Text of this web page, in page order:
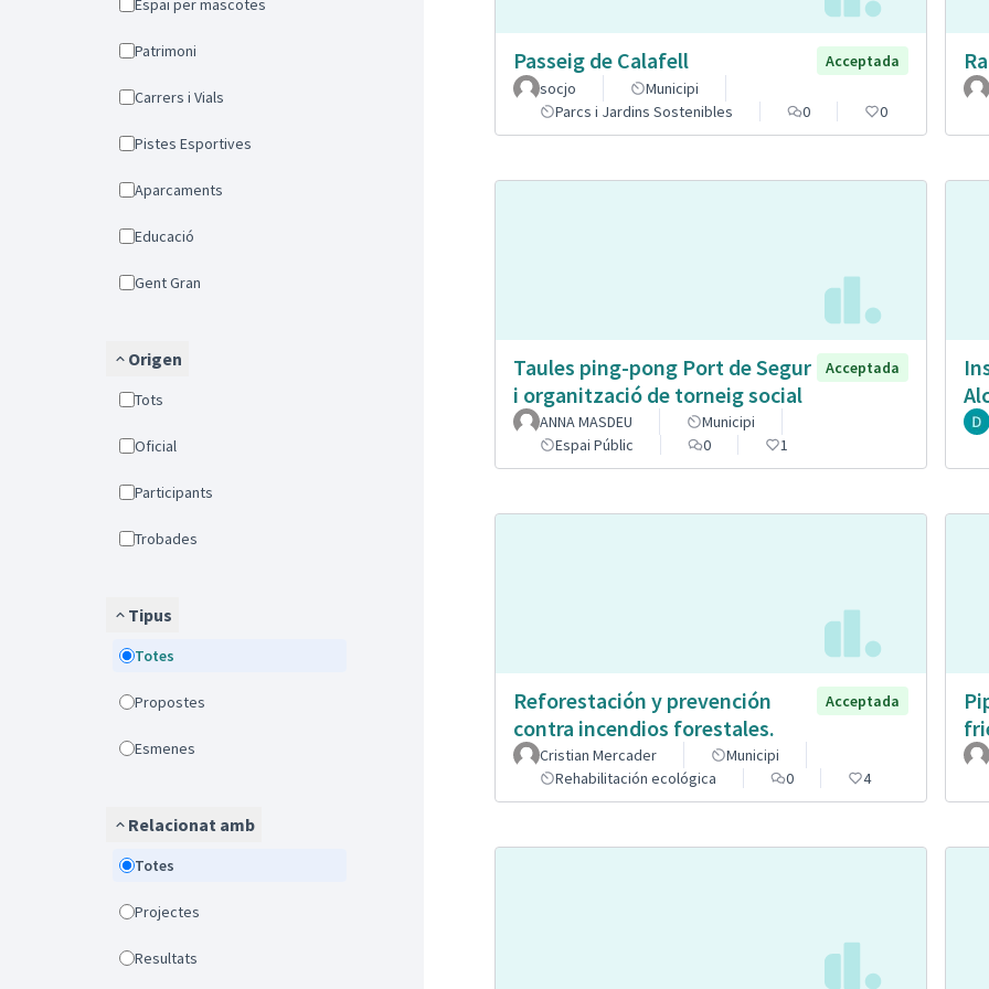
Espai per mascotes
Patrimoni
Carrers i Vials
Pistes Esportives
Aparcaments
Educació
Gent Gran
Origen
Tots
Oficial
Participants
Trobades
Tipus
Totes
Propostes
Esmenes
Relacionat amb
Totes
Projectes
Resultats
Passeig de Calafell
Acceptada
socjo
Municipi
Parcs i Jardins Sostenibles
0 0
Taules ping-pong Port de Segur
i organització de torneig social
Acceptada
ANNA MASDEU
Municipi
Espai Públic
0 1
Reforestación y prevención
contra incendios forestales.
Acceptada
Cristian Mercader
Municipi
Rehabilitación ecológica
0 4